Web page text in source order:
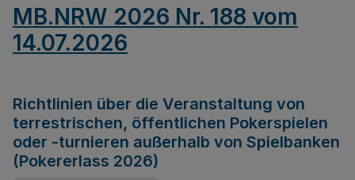
MB.NRW 2026 Nr. 188 vom
14.07.2026
Richtlinien über die Veranstaltung von
terrestrischen, öffentlichen Pokerspielen
oder -turnieren außerhalb von Spielbanken
(Pokererlass 2026)